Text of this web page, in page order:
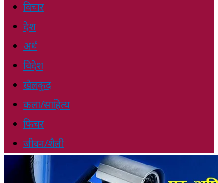
विचार
देश
अर्थ
विदेश
खेलकुद
कला/साहित्य
फिचर
जीवन/शैली